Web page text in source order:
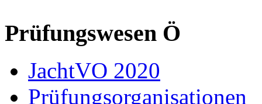
Prüfungswesen Ö
JachtVO 2020
Prüfungsorganisationen